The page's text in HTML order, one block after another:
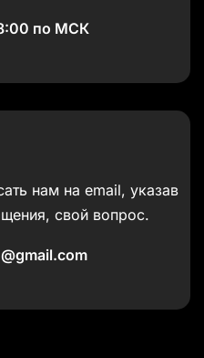
по МСК
нам на email, указав
свой вопрос.